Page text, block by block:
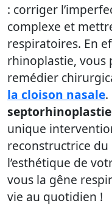
: corriger
complexe et
respiratoires. En
rhinoplastie, vous
remédier
la cloison nasale
septorhinoplastie
unique
reconstructrice
l’esthétique de
vous la gêne
vie au quotidien !